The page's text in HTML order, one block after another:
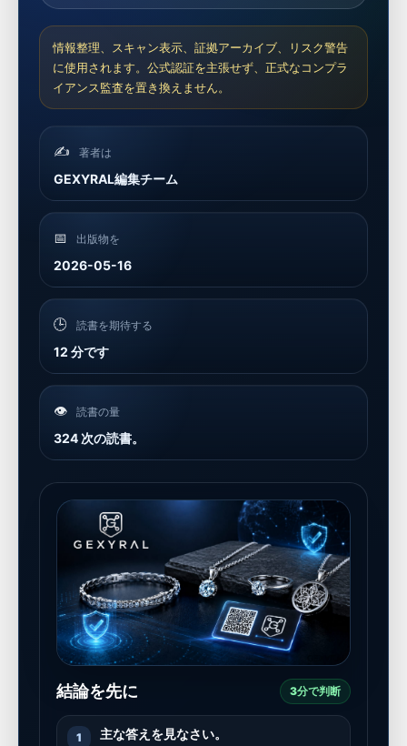
情報整理、スキャン表示、証拠アーカイブ、リスク警告
に使用されます。公式認証を主張せず、正式なコンプラ
イアンス監査を置き換えません。
✍️ 著者は
GEXYRAL編集チーム
📅 出版物を
2026-05-16
🕒 読書を期待する
12 分です
👁️ 読書の量
324 次の読書。
結論を先に 3分で判断
1 主な答えを見なさい。